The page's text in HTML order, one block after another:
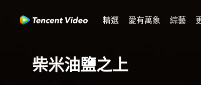
精選 愛有萬象 綜藝
柴米油鹽之上